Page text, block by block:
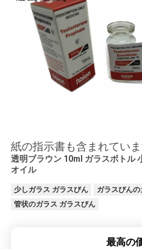
紙の指示書も含まれてい
透明ブラウン 10ml ガラスボトル
オイル
少しガラス ガラスびん
ガラスびん
管状のガラス ガラスびん
最高の